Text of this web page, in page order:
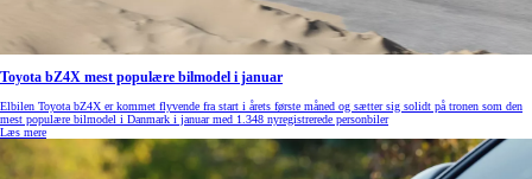
Toyota bZ4X mest populære bilmodel i januar
Elbilen Toyota bZ4X er kommet flyvende fra start i årets første måned og sætter sig solidt på tronen som den
mest populære bilmodel i Danmark i januar med 1.348 nyregistrerede personbiler
Læs mere